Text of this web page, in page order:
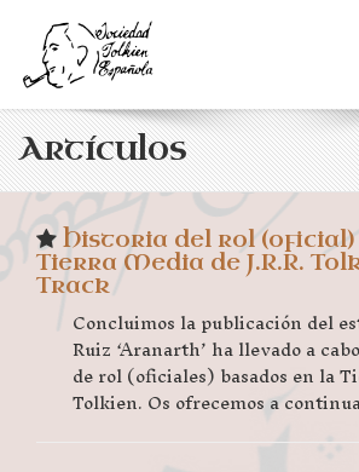
Artículos
Historia del rol (oficial)
Tierra Media de J.R.R.
Track
Concluimos la publicación del
Ruiz ‘Aranarth’ ha llevado a
de rol (oficiales) basados en la
Tolkien. Os ofrecemos a